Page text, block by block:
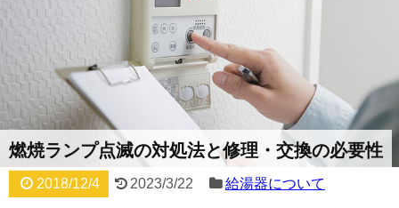
燃焼ランプ点滅の対処法と修理・交換の必要性
2018/12/4 2023/3/22 給湯器について